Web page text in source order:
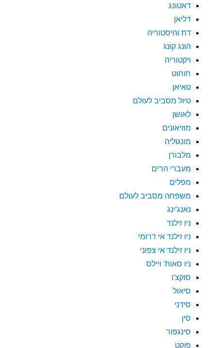
דאטונג
דליאן
דת והיסטוריה
הונג קונג
ויקטוריה
חוחוט
טאיאן
טיול מסביב לעולם
לאושן
מוזיאונים
מונגוליה
מלבורן
מעברי הרים
מפלים
משפחה מסביב לעולם
נאנג'ינג
ניו זילנד
ניו זילנד אי דרומי
ניו זילנד אי צפוני
ניו סאות' ויילס
סוקצ'ו
סיאול
סידני
סין
סינגפור
פוקט